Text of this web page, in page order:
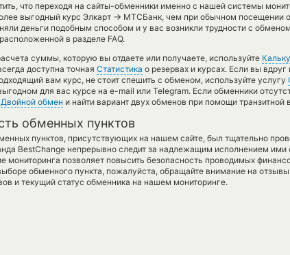
что переходя на сайты-обменники именно с нашей системы
выгодный курс Элкарт → МТСБанк, чем при обычном посещении
деньги подобным способом и у вас возникли трудности с
в разделе FAQ.
суммы, которую вы отдаете или получаете, используйте
доступна точная Статистика о резервах и курсах. Если вы
вам курс, не стоит спешить с обменом, используйте услугу
для вас курсе на e-mail или Telegram. Если обменники
Двойной обмен и найти вариант двух обменов при помощи транзитной
обменных пунктов
пунктов, присутствующих на нашем сайте, был тщательно
BestChange непрерывно следит за надлежащим исполнением ими
мониторинга позволяет повысить безопасность проводимых
обменного пункта, пожалуйста, обращайте внимание на отзывы
и текущий статус обменника на нашем мониторинге.